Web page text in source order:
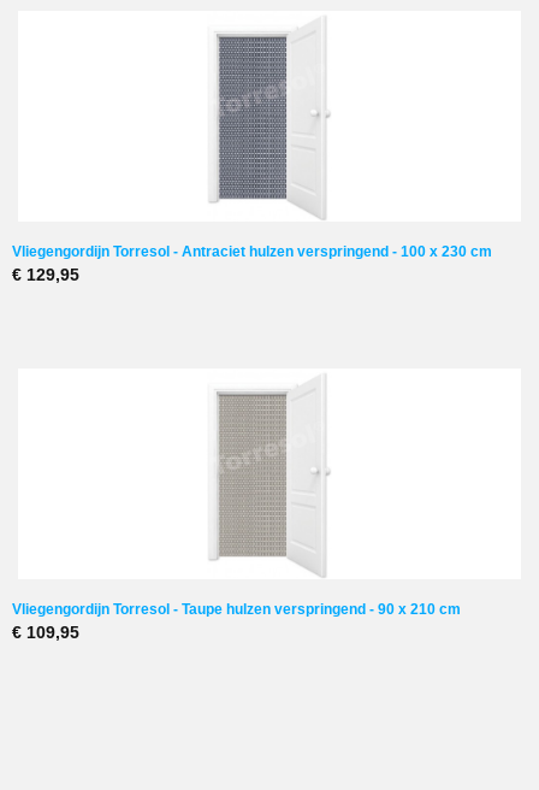
Vliegengordijn Torresol - Antraciet hulzen verspringend - 100 x 230 cm
€ 129,95
Vliegengordijn Torresol - Taupe hulzen verspringend - 90 x 210 cm
€ 109,95